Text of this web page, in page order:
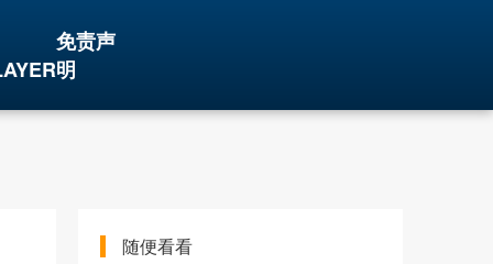
免责声
明
随便看看